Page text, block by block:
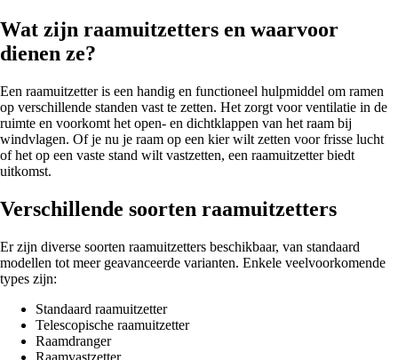
Wat zijn raamuitzetters en waarvoor
dienen ze?
Een raamuitzetter is een handig en functioneel hulpmiddel om ramen
op verschillende standen vast te zetten. Het zorgt voor ventilatie in de
ruimte en voorkomt het open- en dichtklappen van het raam bij
windvlagen. Of je nu je raam op een kier wilt zetten voor frisse lucht
of het op een vaste stand wilt vastzetten, een raamuitzetter biedt
uitkomst.
Verschillende soorten raamuitzetters
Er zijn diverse soorten raamuitzetters beschikbaar, van standaard
modellen tot meer geavanceerde varianten. Enkele veelvoorkomende
types zijn:
Standaard raamuitzetter
Telescopische raamuitzetter
Raamdranger
Raamvastzetter